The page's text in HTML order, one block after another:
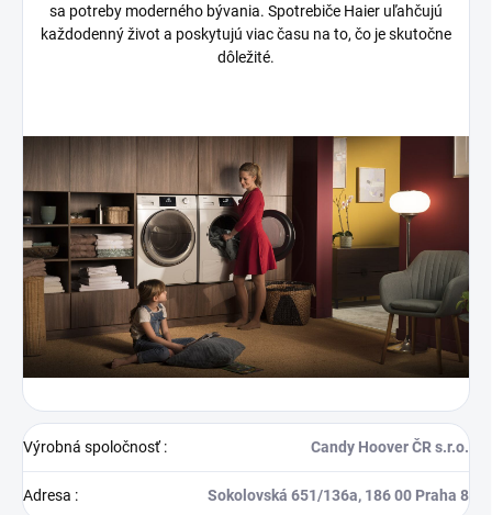
sa potreby moderného bývania. Spotrebiče Haier uľahčujú
každodenný život a poskytujú viac času na to, čo je skutočne
dôležité.
Výrobná spoločnosť: Candy Hoover ČR s.r.o.
Adresa : Sokolovská 651/136a, 186 00 Praha 8